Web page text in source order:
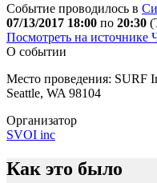
Событие проводилось в
07/13/2017 18:00 по 20:30
Посмотреть на источнике
О событии
Место проведения: SURF
Seattle, WA 98104
Организатор
SVOI inc
Как это было